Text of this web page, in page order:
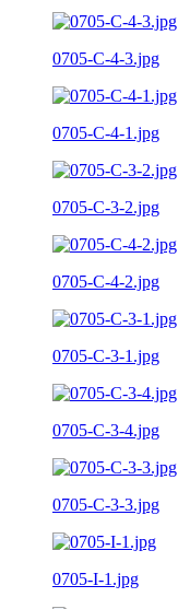
0705-C-4-3.jpg
0705-C-4-1.jpg
0705-C-3-2.jpg
0705-C-4-2.jpg
0705-C-3-1.jpg
0705-C-3-4.jpg
0705-C-3-3.jpg
0705-I-1.jpg